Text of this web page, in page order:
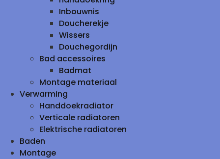
Inbouwnis
Doucherekje
Wissers
Douchegordijn
Bad accessoires
Badmat
Montage materiaal
Verwarming
Handdoekradiator
Verticale radiatoren
Elektrische radiatoren
Baden
Montage